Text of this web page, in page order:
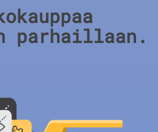
parhaillaan.